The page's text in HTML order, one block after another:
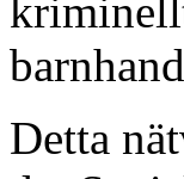
Detta